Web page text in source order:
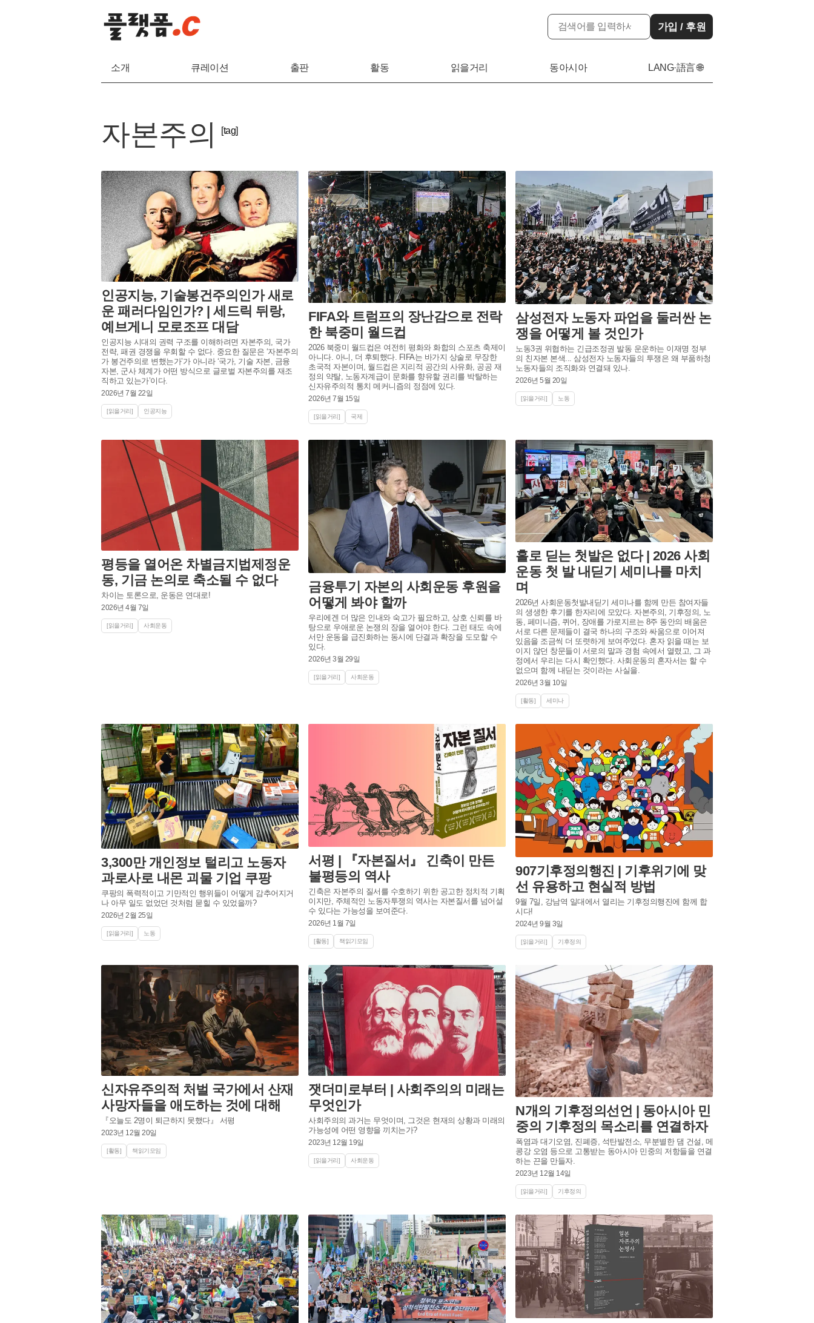
가입 / 후원
소개 큐레이션 출판 활동 읽을거리 동아시아 LANG·語言 🌐
자본주의 [tag]
인공지능, 기술봉건주의인가 새로
운 패러다임인가? | 세드릭 뒤랑,
예브게니 모로조프 대담
인공지능 시대의 권력 구조를 이해하려면 자본주의, 국가
전략, 패권 경쟁을 우회할 수 없다. 중요한 질문은 ‘자본주의
가 봉건주의로 변했는가’가 아니라 ‘국가, 기술 자본, 금융
자본, 군사 체계가 어떤 방식으로 글로벌 자본주의를 재조
직하고 있는가’이다.
2026년 7월 22일
[읽을거리] 인공지능
FIFA와 트럼프의 장난감으로 전락
한 북중미 월드컵
2026 북중미 월드컵은 여전히 평화와 화합의 스포츠 축제이
아니다. 아니, 더 후퇴했다. FIFA는 바가지 상술로 무장한
초국적 자본이며, 월드컵은 지리적 공간의 사유화, 공공 재
정의 약탈, 노동자계급이 문화를 향유할 권리를 박탈하는
신자유주의적 통치 메커니즘의 정점에 있다.
2026년 7월 15일
[읽을거리] 국제
삼성전자 노동자 파업을 둘러싼 논
쟁을 어떻게 볼 것인가
노동3권 위협하는 긴급조정권 발동 운운하는 이재명 정부
의 친자본 본색... 삼성전자 노동자들의 투쟁은 왜 부품하청
노동자들의 조직화와 연결돼 있나.
2026년 5월 20일
[읽을거리] 노동
평등을 열어온 차별금지법제정운
동, 기금 논의로 축소될 수 없다
차이는 토론으로, 운동은 연대로!
2026년 4월 7일
[읽을거리] 사회운동
금융투기 자본의 사회운동 후원을
어떻게 봐야 할까
우리에겐 더 많은 인내와 숙고가 필요하고, 상호 신뢰를 바
탕으로 우애로운 논쟁의 장을 열어야 한다. 그런 태도 속에
서만 운동을 급진화하는 동시에 단결과 확장을 도모할 수
있다.
2026년 3월 29일
[읽을거리] 사회운동
홀로 딛는 첫발은 없다 | 2026 사회
운동 첫 발 내딛기 세미나를 마치
며
2026년 사회운동첫발내딛기 세미나를 함께 만든 참여자들
의 생생한 후기를 한자리에 모았다. 자본주의, 기후정의, 노
동, 페미니즘, 퀴어, 장애를 가로지르는 8주 동안의 배움은
서로 다른 문제들이 결국 하나의 구조와 싸움으로 이어져
있음을 조금씩 더 또렷하게 보여주었다. 혼자 읽을 때는 보
이지 않던 창문들이 서로의 말과 경험 속에서 열렸고, 그 과
정에서 우리는 다시 확인했다. 사회운동의 혼자서는 할 수
없으며 함께 내딛는 것이라는 사실을.
2026년 3월 10일
[활동] 세미나
3,300만 개인정보 털리고 노동자
과로사로 내몬 괴물 기업 쿠팡
쿠팡의 폭력적이고 기만적인 행위들이 어떻게 감추어지거
나 아무 일도 없었던 것처럼 묻힐 수 있었을까?
2026년 2월 25일
[읽을거리] 노동
서평 | 『자본질서』 긴축이 만든
불평등의 역사
긴축은 자본주의 질서를 수호하기 위한 공고한 정치적 기획
이지만, 주체적인 노동자투쟁의 역사는 자본질서를 넘어설
수 있다는 가능성을 보여준다.
2026년 1월 7일
[활동] 책읽기모임
907기후정의행진 | 기후위기에 맞
선 유용하고 현실적 방법
9월 7일, 강남역 일대에서 열리는 기후정의행진에 함께 합
시다!
2024년 9월 3일
[읽을거리] 기후정의
신자유주의적 처벌 국가에서 산재
사망자들을 애도하는 것에 대해
『오늘도 2명이 퇴근하지 못했다』 서평
2023년 12월 20일
[활동] 책읽기모임
잿더미로부터 | 사회주의의 미래는
무엇인가
사회주의의 과거는 무엇이며, 그것은 현재의 상황과 미래의
가능성에 어떤 영향을 끼치는가?
2023년 12월 19일
[읽을거리] 사회운동
N개의 기후정의선언 | 동아시아 민
중의 기후정의 목소리를 연결하자
폭염과 대기오염, 진폐증, 석탄발전소, 무분별한 댐 건설, 메
콩강 오염 등으로 고통받는 동아시아 민중의 저항들을 연결
하는 끈을 만들자.
2023년 12월 14일
[읽을거리] 기후정의